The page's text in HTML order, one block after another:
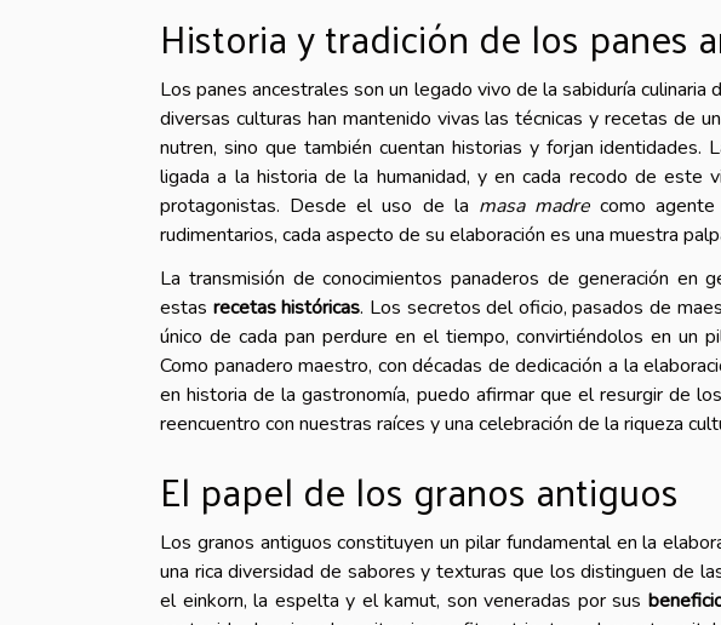
Historia y tradición de los panes
Los panes ancestrales son un legado vivo de la sabiduría
diversas culturas han mantenido vivas las técnicas y recetas de
nutren, sino que también cuentan historias y forjan identidades.
ligada a la historia de la humanidad, y en cada recodo de este
protagonistas. Desde el uso de la masa madrecomo agente
rudimentarios, cada aspecto de su elaboración es una muestra
La transmisión de conocimientos panaderos de generación en
estas recetas históricas. Los secretos del oficio, pasados de
único de cada pan perdure en el tiempo, convirtiéndolos en un
Como panadero maestro, con décadas de dedicación a la
en historia de la gastronomía, puedo afirmar que el resurgir de
reencuentro con nuestras raíces y una celebración de la riqueza
El papel de los granos antiguos
Los granos antiguos constituyen un pilar fundamental en la
una rica diversidad de sabores y texturas que los distinguen de
el einkorn, la espelta y el kamut, son veneradas por sus